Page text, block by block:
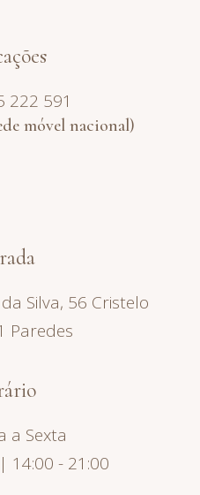
222 591
móvel nacional)
Silva, 56 Cristelo
Paredes
a Sexta
14:00 - 21:00